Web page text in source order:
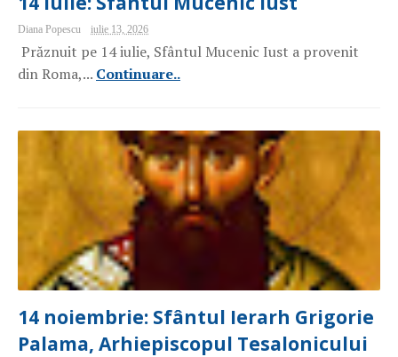
Diana Popescu iulie 13, 2026
Prăznuit pe 14 iulie, Sfântul Mucenic Iust a provenit
din Roma,... Continuare..
14 noiembrie: Sfântul Ierarh Grigorie
Palama, Arhiepiscopul Tesalonicului